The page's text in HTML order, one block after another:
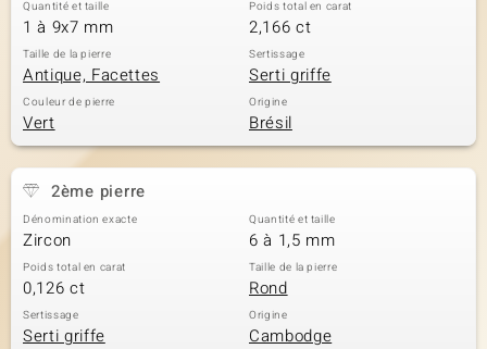
Quantité et taille
1 à 9x7 mm
Poids total en carat
2,166 ct
Taille de la pierre
Antique, Facettes
Sertissage
Serti griffe
Couleur de pierre
Vert
Origine
Brésil
2ème pierre
Dénomination exacte
Zircon
Quantité et taille
6 à 1,5 mm
Poids total en carat
0,126 ct
Taille de la pierre
Rond
Sertissage
Serti griffe
Origine
Cambodge